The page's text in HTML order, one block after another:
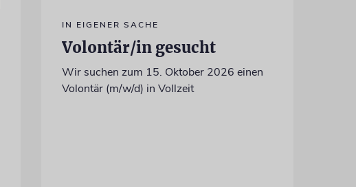
IN EIGENER SACHE
Volontär/in gesucht
Wir suchen zum 15. Oktober 2026 einen
Volontär (m/w/d) in Vollzeit